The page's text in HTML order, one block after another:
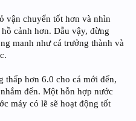
vận chuyển tốt hơn và nhìn
cảnh hơn. Dẫu vậy, đừng
manh như cá trưởng thành và
thấp hơn 6.0 cho cá mới đến,
đến. Một hỗn hợp nước
máy có lẽ sẽ hoạt động tốt